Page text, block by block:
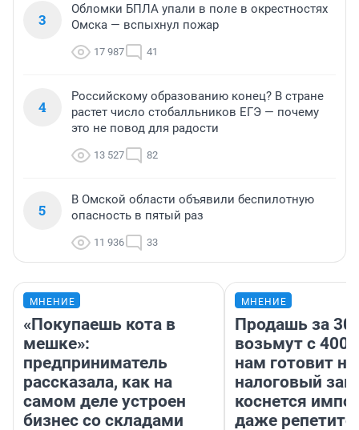
3
Обломки БПЛА упали в поле в окрестностях
Омска — вспыхнул пожар
17 987 41
4
Российскому образованию конец? В стране
растет число стобалльников ЕГЭ — почему
это не повод для радости
13 527 82
5
В Омской области объявили беспилотную
опасность в пятый раз
11 936 33
МНЕНИЕ
«Покупаешь кота в
мешке»:
предприниматель
рассказала, как на
самом деле устроен
бизнес со складами
МНЕНИЕ
Продашь за
возьмут с
нам готовит
налоговый
коснется
даже